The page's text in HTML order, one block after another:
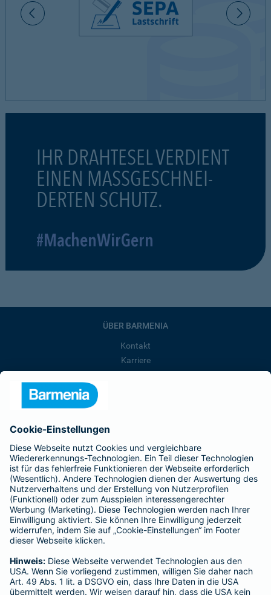
IHR DRAHTESEL VERDIENT
EINEN MASSGESCHNEI-
DERTEN SCHUTZ.
#MachenWirGern
ÜBER BARMENIA
Kontakt
Karriere
Barmenia ist Teil der BarmeniaGothaer
BELIEBTE SEITEN
Kranken-Zusatzversicherung
Tierversicherungen
Haftpflichtversicherung
Hausratversicherung
Adresse ändern
Schaden melden